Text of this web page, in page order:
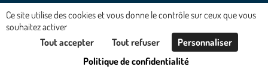
Plateforme développée en France parHACKTIV
Ce site utilise des cookies et vous donne le contrôle sur ceux que vous
souhaitez activer
Tout accepter
Tout refuser
Personnaliser
Politique de confidentialité